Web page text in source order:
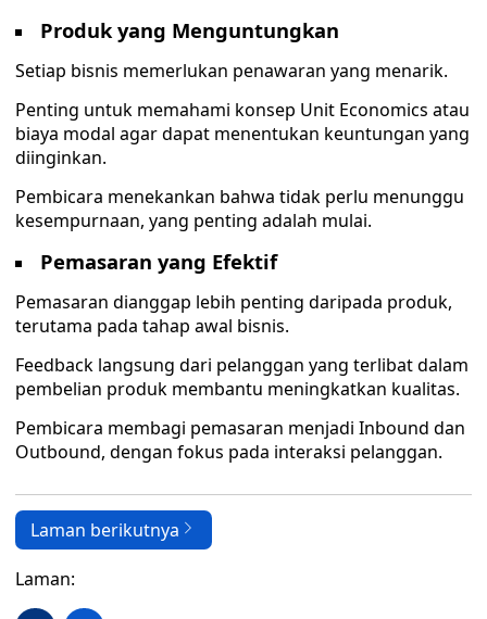
Produk yang Menguntungkan
Setiap bisnis memerlukan penawaran yang menarik.
Penting untuk memahami konsep Unit Economics atau
biaya modal agar dapat menentukan keuntungan yang
diinginkan.
Pembicara menekankan bahwa tidak perlu menunggu
kesempurnaan, yang penting adalah mulai.
Pemasaran yang Efektif
Pemasaran dianggap lebih penting daripada produk,
terutama pada tahap awal bisnis.
Feedback langsung dari pelanggan yang terlibat dalam
pembelian produk membantu meningkatkan kualitas.
Pembicara membagi pemasaran menjadi Inbound dan
Outbound, dengan fokus pada interaksi pelanggan.
Laman berikutnya
Laman: